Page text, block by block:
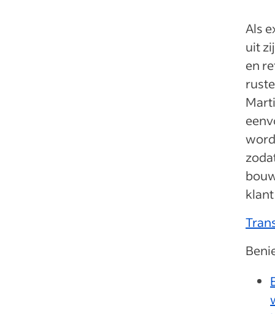
Als
uit
en